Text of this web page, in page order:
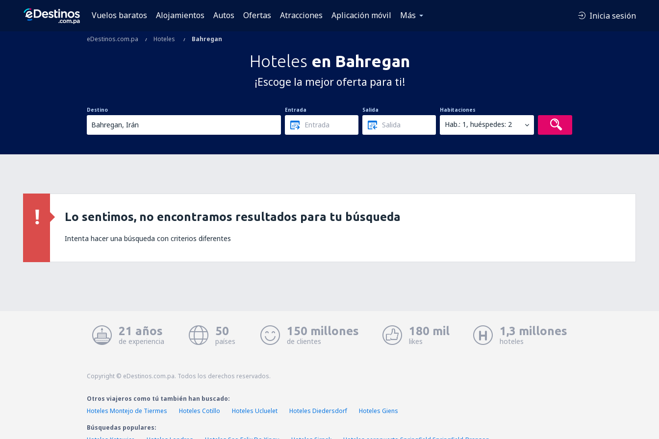
Vuelos baratos Alojamientos Autos Ofertas Atracciones Aplicación móvil Más Inicia sesión
eDestinos.com.pa Hoteles Bahregan
Hoteles en Bahregan
¡Escoge la mejor oferta para ti!
Destino Entrada Salida Habitaciones
Hab.: 1, huéspedes: 2
Lo sentimos, no encontramos resultados para tu búsqueda
Intenta hacer una búsqueda con criterios diferentes
21 años
de experiencia
50
países
150 millones
de clientes
180 mil
likes
1,3 millones
hoteles
Copyright © eDestinos.com.pa. Todos los derechos reservados.
Otros viajeros como tú también han buscado:
Hoteles Montejo de Tiermes
Hoteles Cotillo Hoteles Ucluelet Hoteles Diedersdorf
Hoteles Giens
Búsquedas populares: